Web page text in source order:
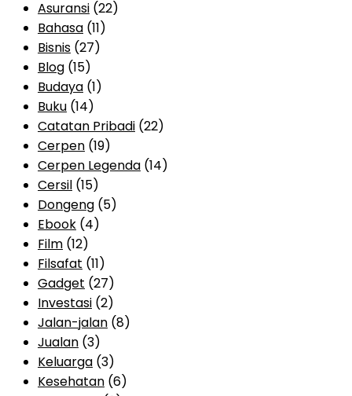
Asuransi (22)
Bahasa (11)
Bisnis (27)
Blog (15)
Budaya (1)
Buku (14)
Catatan Pribadi (22)
Cerpen (19)
Cerpen Legenda (14)
Cersil (15)
Dongeng (5)
Ebook (4)
Film (12)
Filsafat (11)
Gadget (27)
Investasi (2)
Jalan-jalan (8)
Jualan (3)
Keluarga (3)
Kesehatan (6)